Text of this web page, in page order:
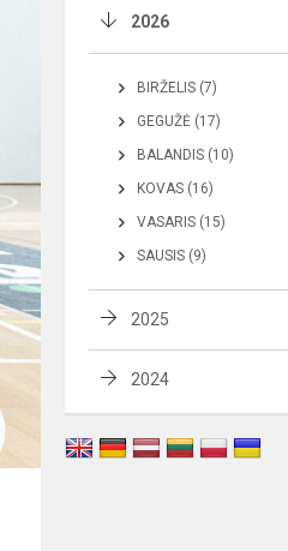
2026
BIRŽELIS (7)
GEGUŽĖ (17)
BALANDIS (10)
KOVAS (16)
VASARIS (15)
SAUSIS (9)
2025
2024